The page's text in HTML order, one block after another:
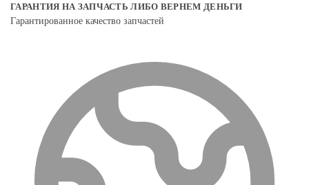
ГАРАНТИЯ НА ЗАПЧАСТЬ ЛИБО ВЕРНЕМ ДЕНЬГИ
Гарантированное качество запчастей